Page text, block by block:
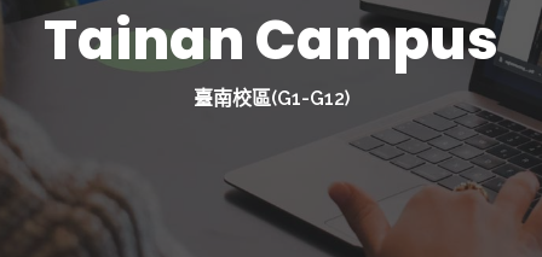
Tainan Campus
臺南校區(G1-G12)